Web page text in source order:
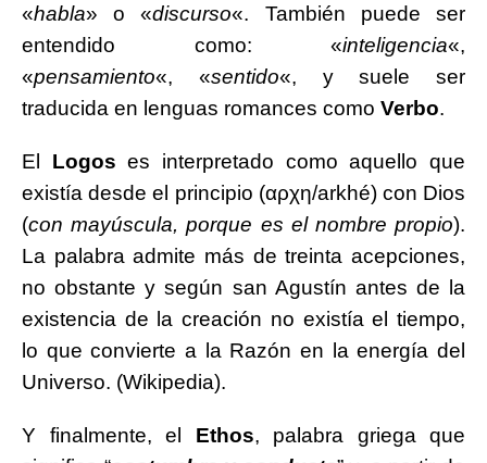
«habla» o «discurso«. También puede ser
entendido como: «inteligencia«,
«pensamiento«, «sentido«, y suele ser
traducida en lenguas romances como Verbo.
El Logos es interpretado como aquello que
existía desde el principio (αρχη/arkhé) con Dios
(con mayúscula, porque es el nombre propio).
La palabra admite más de treinta acepciones,
no obstante y según san Agustín antes de la
existencia de la creación no existía el tiempo,
lo que convierte a la Razón en la energía del
Universo. (Wikipedia).
Y finalmente, el Ethos, palabra griega que